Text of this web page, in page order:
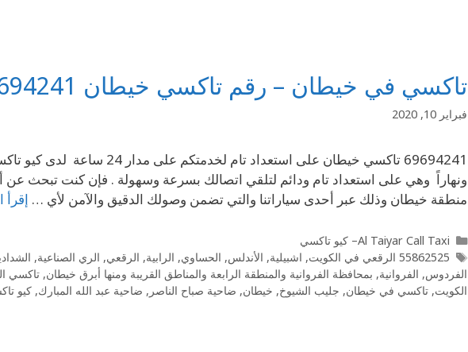
تاكسي في خيطان – رقم تاكسي خيطان 69694241
فبراير 10, 2020
69694241 تاكسي خيطان على استعداد
ونهاراً وهي على استعداد تام ودائم لتلقي اتصالك بسرعة وسهولة . فإن كنت تبحث
منطقة خيطان وذلك عبر أحدى سياراتنا والتي تضمن وصولك الدقيق والآمن لأي … إقرأ
Al Taiyar Call Taxi– كيو تاكسي
55862525 الرقعي في الكويت
, اشبيلية, الأندلس, الحساوي, الرابية, الرقعي, الري الصناعية,
الفردوس, الفروانية, بمحافظة الفروانية والمنطقة الرابعة والمناطق القريبة ومنها أبرق خيطان, تاكسي
الكويت, تاكسي في خيطان, جليب الشيوخ, خيطان, ضاحية صباح الناصر , ضاحية عبد الله المبارك, كيو